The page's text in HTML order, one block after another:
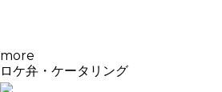
more
ロケ弁・ケータリング